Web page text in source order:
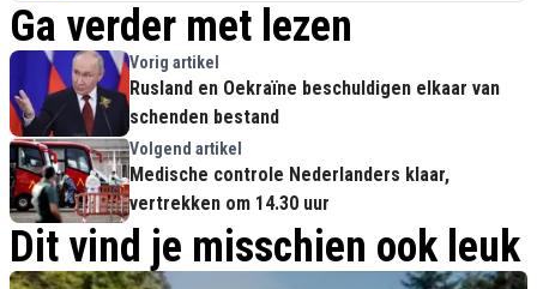
Ga verder met lezen
Vorig artikel
Rusland en Oekraïne beschuldigen elkaar van
schenden bestand
Volgend artikel
Medische controle Nederlanders klaar,
vertrekken om 14.30 uur
Dit vind je misschien ook leuk